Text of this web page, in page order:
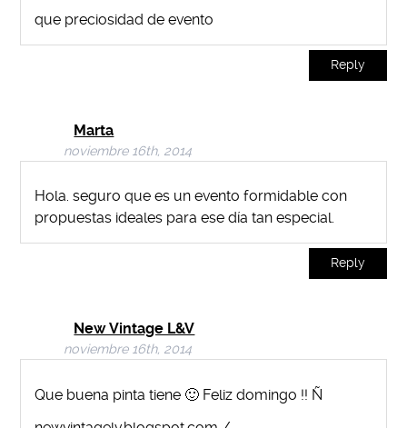
que preciosidad de evento
Reply
Marta
noviembre 16th, 2014
Hola. seguro que es un evento formidable con
propuestas ideales para ese día tan especial.
Reply
New Vintage L&V
noviembre 16th, 2014
Que buena pinta tiene 🙂 Feliz domingo !! Ñ